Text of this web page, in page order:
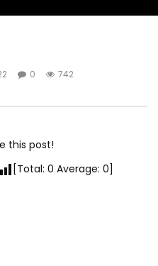
0 742
this post!
[Total: 0 Average: 0]